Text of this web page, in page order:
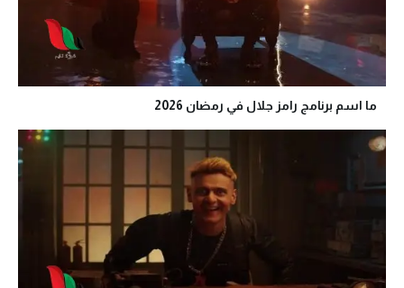
ما اسم برنامج رامز جلال في رمضان 2026